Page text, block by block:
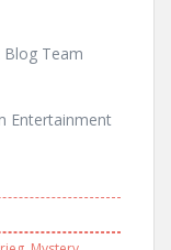
Blog Team
Entertainment